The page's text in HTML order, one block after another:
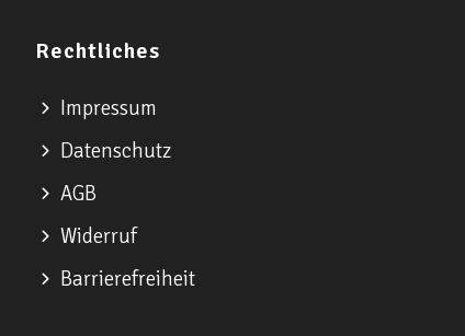
Rechtliches
Impressum
Datenschutz
AGB
Widerruf
Barrierefreiheit